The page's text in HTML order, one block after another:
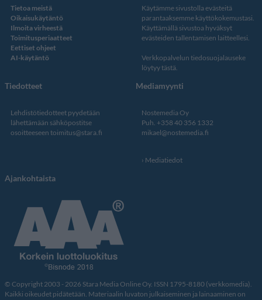
Tietoa meistä
Oikaisukäytäntö
Ilmoita virheestä
Toimitusperiaatteet
Eettiset ohjeet
AI-käytäntö
Käytämme sivustolla evästeitä
parantaaksemme käyttökokemustasi.
Käyttämällä sivustoa hyväksyt
evästeiden tallentamisen laitteellesi.
Verkkopalvelun tiedosuojalauseke
löytyy tästä
Tiedotteet
Lehdistötiedotteet pyydetään
lähettämään sähköpostitse
osoitteeseen toimitus@stara.fi
Mediamyynti
Nostemedia Oy
Puh. +358 40 356 1332
mikael@nostemedia.fi
Mediatiedot
Ajankohtaista
© Copyright 2003 - 2026 Stara Media Online Oy. ISSN 1795-8180 (verkkomedia).
Kaikki oikeudet pidätetään. Materiaalin luvaton julkaiseminen ja lainaaminen on